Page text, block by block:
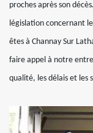
proches après son
législation concernant
êtes à Channay Sur
faire appel à notre
qualité, les délais et les